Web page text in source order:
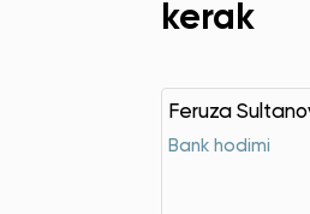
kerak
Feruza
Bank hodimi